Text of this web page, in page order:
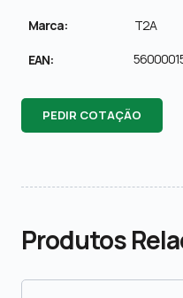
Marca: T2A
EAN:
PEDIR COTAÇÃO
Produtos